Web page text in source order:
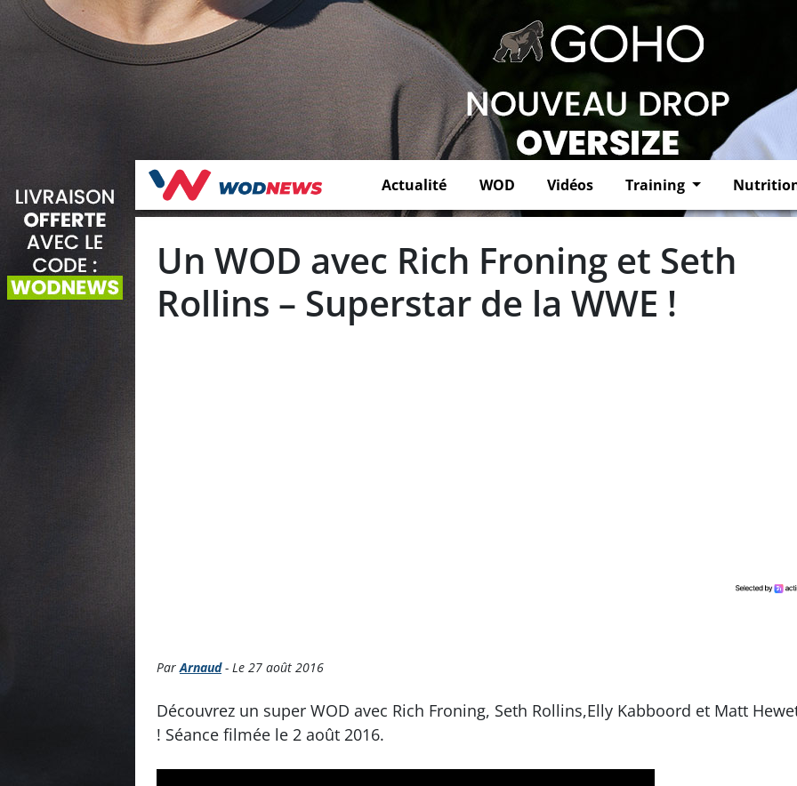
Actualité WOD Vidéos Training
Un WOD avec Rich Froning et Seth
Rollins – Superstar de la WWE !
ParArnaud- Le 27 août 2016
Découvrez un super WOD avec Rich Froning, Seth Rollins,Elly Kabboord et Matt
! Séance filmée le 2 août 2016.